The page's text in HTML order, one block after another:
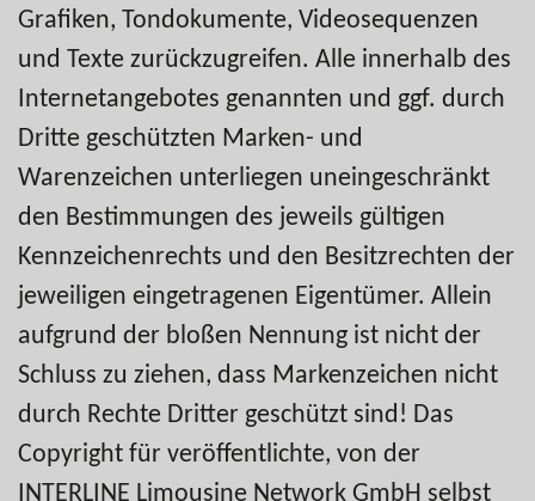
Grafiken, Tondokumente, Videosequenzen
und Texte zurückzugreifen. Alle innerhalb des
Internetangebotes genannten und ggf. durch
Dritte geschützten Marken- und
Warenzeichen unterliegen uneingeschränkt
den Bestimmungen des jeweils gültigen
Kennzeichenrechts und den Besitzrechten der
jeweiligen eingetragenen Eigentümer. Allein
aufgrund der bloßen Nennung ist nicht der
Schluss zu ziehen, dass Markenzeichen nicht
durch Rechte Dritter geschützt sind! Das
Copyright für veröffentlichte, von der
INTERLINE Limousine Network GmbH selbst